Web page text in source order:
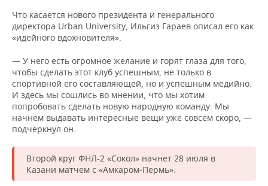
Что касается нового президента и генерального
директора Urban University, Ильгиз Гараев описал его как
«идейного вдохновителя».
— У него есть огромное желание и горят глаза для того,
чтобы сделать этот клуб успешным, не только в
спортивной его составляющей, но и успешным медийно.
И здесь мы сошлись во мнении, что мы хотим
попробовать сделать новую народную команду. Мы
начнем выдавать интересные вещи уже совсем скоро, —
подчеркнул он.
Второй круг ФНЛ-2 «Сокол» начнет 28 июля в
Казани матчем с «Амкаром-Пермь».